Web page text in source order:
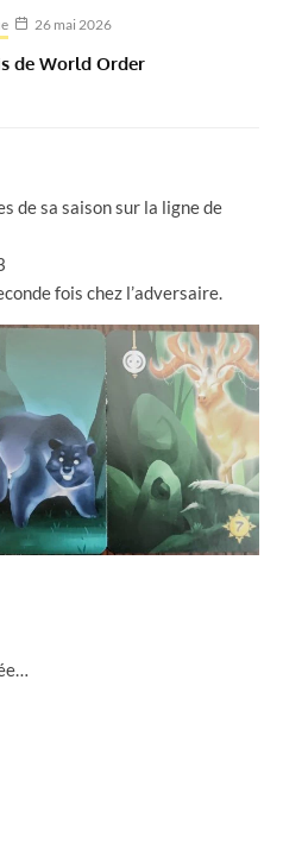
26 mai 2026
de World Order
de sa saison sur la ligne de
fois chez l’adversaire.